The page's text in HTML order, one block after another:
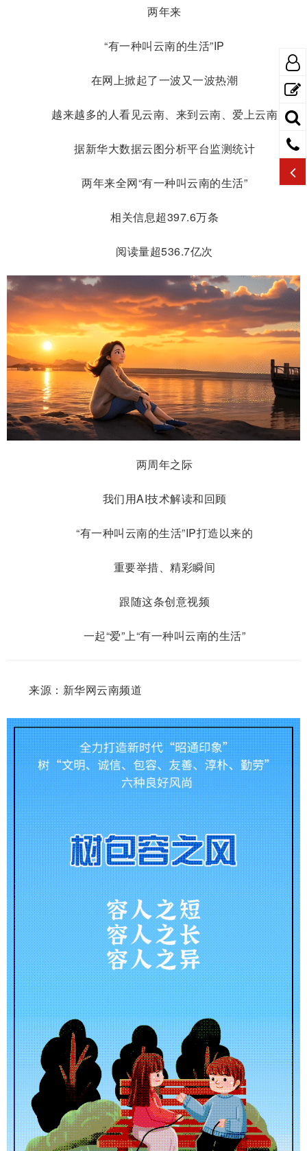
两年来
“有一种叫云南的生活”IP
在网上掀起了一波又一波热潮
越来越多的人看见云南、来到云南、爱上云南
据新华大数据云图分析平台监测统计
两年来全网“有一种叫云南的生活”
相关信息超397.6万条
阅读量超536.7亿次
两周年之际
我们用AI技术解读和回顾
“有一种叫云南的生活”IP打造以来的
重要举措、精彩瞬间
跟随这条创意视频
一起“爱”上“有一种叫云南的生活”
来源：新华网云南频道